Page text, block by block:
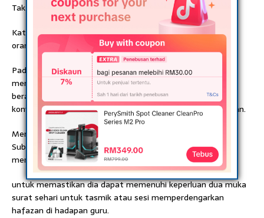
Tak mampu setekun pelajar lain
Kata Mike, dalam kumpulan pengajiannya terdapat empat
orang OKU penglihatan termasuk dirinya sendiri.
Pada 2019, Mike dan ibunya, Ang Bee Cheng, 51, pernah
mencuri perhatian ramai apabila wanita itu – yang bukan
beragama Islam – hadir menemani semasa majlis
konvokesyen Darul Quran untuk Sijil Asas Tahfiz Darul Quran.
Menceritakan rutinnya, kata Mike, setiap kali selepas solat
Subuh, dia akan ‘cari modal’ – istilah yang lazim digunakan
merujuk kepada hafalan baru – dan mula menghafal,
untuk memastikan dia dapat memenuhi keperluan dua muka
surat sehari untuk tasmik atau sesi memperdengarkan
hafazan di hadapan guru.